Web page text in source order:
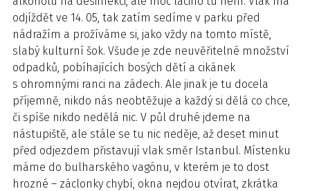
odjíždět ve 14. 05, tak zatím sedíme v parku před
nádražím a prožíváme si, jako vždy na tomto místě,
slabý kulturní šok. Všude je zde neuvěřitelné množství
odpadků, pobíhajících bosých dětí a cikánek
s ohromnými ranci na zádech. Ale jinak je tu docela
příjemně, nikdo nás neobtěžuje a každý si dělá co chce,
či spíše nikdo nedělá nic. V půl druhé jdeme na
nástupiště, ale stále se tu nic neděje, až deset minut
před odjezdem přistavují vlak směr Istanbul. Místenku
máme do bulharského vagónu, v kterém je to dost
hrozné – záclonky chybí, okna nejdou otvírat, zkrátka